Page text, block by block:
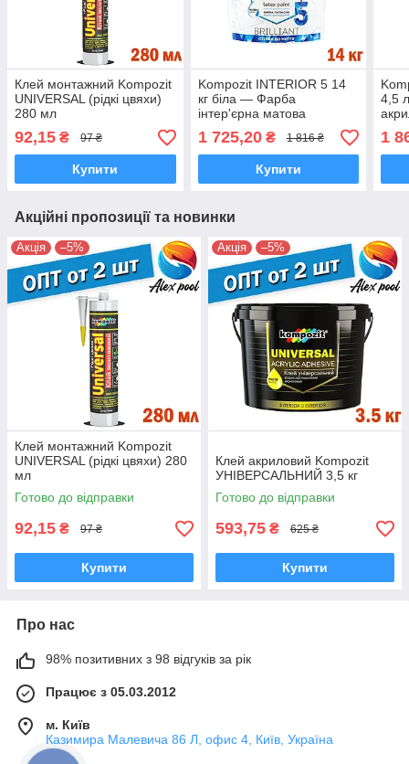
Клей монтажний Kompozit
UNIVERSAL (рідкі цвяхи)
280 мл
92,15 ₴ 97 ₴
Купити
Kompozit INTERIOR 5 14
кг біла — Фарба
інтер'єрна матова
фарбування стель і стін
1 725,20₴ 1 816 ₴
Купити
4,5
1
Акційні пропозиції та новинки
Акція –5%
Клей монтажний Kompozit
UNIVERSAL (рідкі цвяхи) 280
мл
Готово до відправки
92,15 ₴ 97 ₴
Купити
Акція –5%
Клей акриловий Kompozit
УНІВЕРСАЛЬНИЙ 3,5 кг
Готово до відправки
593,75 ₴ 625 ₴
Купити
Про нас
98% позитивних з 98 відгуків за рік
Працює з 05.03.2012
м. Київ
Казимира Малевича 86 Л, офис 4, Київ, Україна